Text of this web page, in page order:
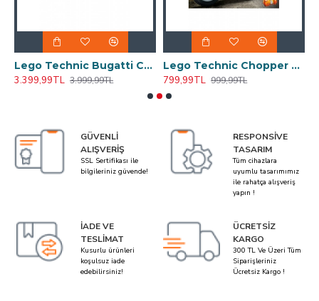
Lego Technic Bugatti Chiron Pur Sport Hiper Araba 42222 (771 Parça)
3.399,99TL 3.999,99TL
Lego Technic Chopper Motorsiklet 42132 (163 Parça)
799,99TL 999,99TL
GÜVENLI
ALIŞVERIŞ
SSL Sertifikası ile
bilgileriniz güvende!
RESPONSIVE
TASARIM
Tüm cihazlara
uyumlu tasarımımız
ile rahatça alışveriş
yapın !
İADE VE
TESLIMAT
Kusurlu ürünleri
koşulsuz iade
edebilirsiniz!
ÜCRETSIZ
KARGO
300 TL Ve Üzeri Tüm
Siparişleriniz
Ücretsiz Kargo !